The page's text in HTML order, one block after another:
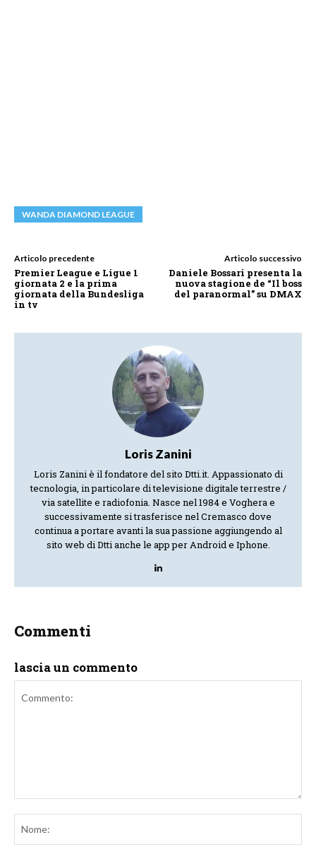
WANDA DIAMOND LEAGUE
Articolo precedente
Premier League e Ligue 1
giornata 2 e la prima
giornata della Bundesliga
in tv
Articolo successivo
Daniele Bossari presenta la
nuova stagione de “Il boss
del paranormal” su DMAX
Loris Zanini
Loris Zanini è il fondatore del sito Dtti.it. Appassionato di
tecnologia, in particolare di televisione digitale terrestre /
via satellite e radiofonia. Nasce nel 1984 e Voghera e
successivamente si trasferisce nel Cremasco dove
continua a portare avanti la sua passione aggiungendo al
sito web di Dtti anche le app per Android e Iphone.
Commenti
lascia un commento